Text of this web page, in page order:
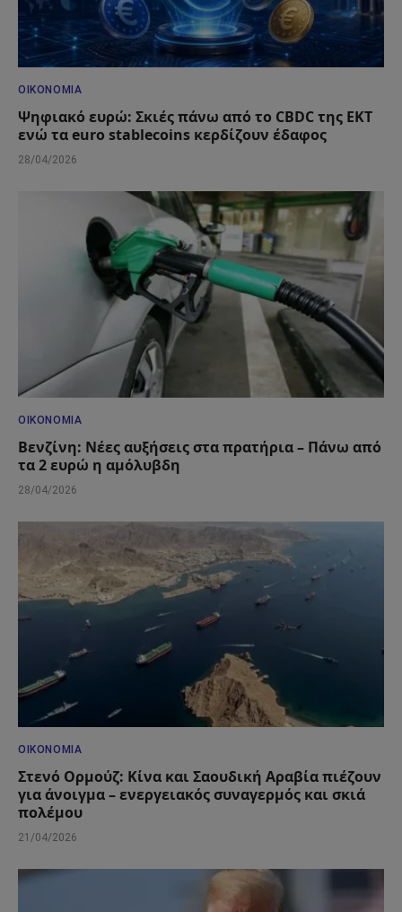
ΟΙΚΟΝΟΜΊΑ
Ψηφιακό ευρώ: Σκιές πάνω από το CBDC της ΕΚΤ
ενώ τα euro stablecoins κερδίζουν έδαφος
28/04/2026
ΟΙΚΟΝΟΜΊΑ
Βενζίνη: Νέες αυξήσεις στα πρατήρια – Πάνω από
τα 2 ευρώ η αμόλυβδη
28/04/2026
ΟΙΚΟΝΟΜΊΑ
Στενό Ορμούζ: Κίνα και Σαουδική Αραβία πιέζουν
για άνοιγμα – ενεργειακός συναγερμός και σκιά
πολέμου
21/04/2026